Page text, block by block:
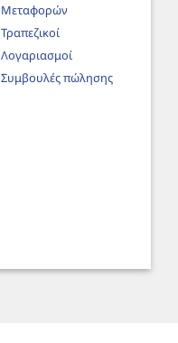
Μεταφορών
Τραπεζικοί
Λογαριασμοί
Συμβουλές πώλησης